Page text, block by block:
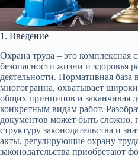
1. Введение
Охрана труда – это комплексная
безопасности жизни и здоровья
деятельности. Нормативная
многогранна, охватывает
общих принципов и заканчивая
конкретным видам работ.
документов может быть сложно,
структуру законодательства и
акты, регулирующие охрану
законодательства приобретают